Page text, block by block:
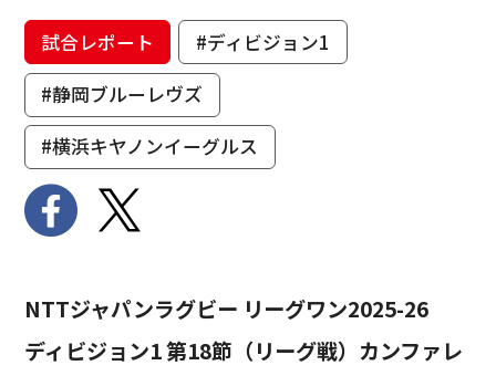
試合レポート
#ディビジョン1
#静岡ブルーレヴズ
#横浜キヤノンイーグルス
NTTジャパンラグビー リーグワン2025-26
ディビジョン1 第18節（リーグ戦）カンファレ